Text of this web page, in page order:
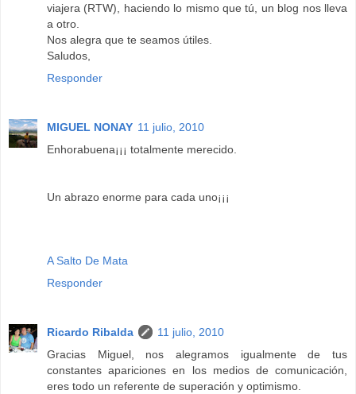
viajera (RTW), haciendo lo mismo que tú, un blog nos lleva
a otro.
Nos alegra que te seamos útiles.
Saludos,
Responder
MIGUEL NONAY 11 julio, 2010
Enhorabuena¡¡¡ totalmente merecido.
Un abrazo enorme para cada uno¡¡¡
A Salto De Mata
Responder
Ricardo Ribalda
11 julio, 2010
Gracias Miguel, nos alegramos igualmente de tus
constantes apariciones en los medios de comunicación,
eres todo un referente de superación y optimismo.